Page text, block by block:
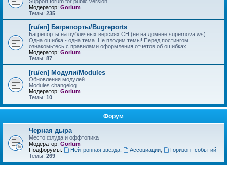
Модератор: Gorlum
Темы: 235
[ru/en] Багрепорты/Bugreports
Багрепорты на публичных версиях СН (не на домене supernova.ws).
Одна ошибка - одна тема. Не плодим темы! Перед постингом
ознакомьтесь с правилами оформления отчетов об ошибках.
Модератор: Gorlum
Темы: 87
[ru/en] Модули/Modules
Обновления модулей
Modules changelog
Модератор: Gorlum
Темы: 10
Форум
Черная дыра
Место флуда и оффтопика
Модератор: Gorlum
Подфорумы:
Нейтронная звезда, Ассоциации,
Горизонт событий
Темы: 269